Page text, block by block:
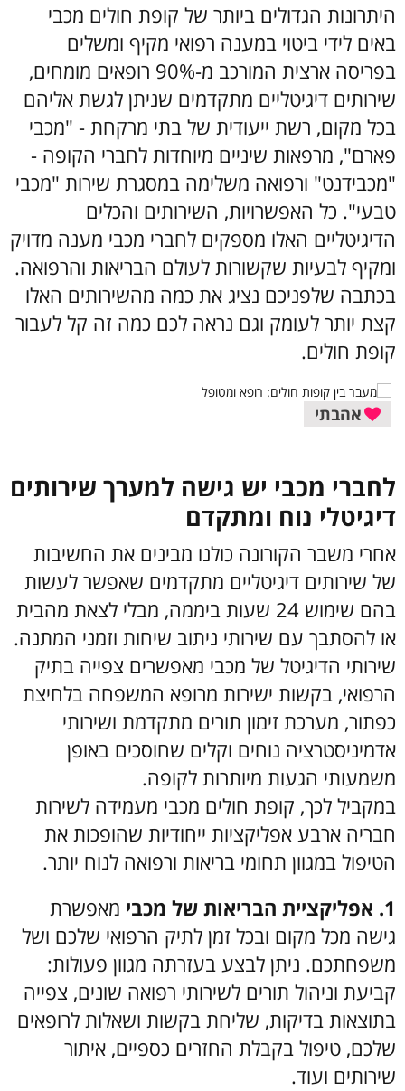
היתרונות הגדולים ביותר של קופת חולים מכבי
באים לידי ביטוי במענה רפואי מקיף ומשלים
בפריסה ארצית המורכב מ-90% רופאים מומחים,
שירותים דיגיטליים מתקדמים שניתן לגשת אליהם
בכל מקום, רשת ייעודית של בתי מרקחת - "מכבי
פארם", מרפאות שיניים מיוחדות לחברי הקופה -
"מכבידנט" ורפואה משלימה במסגרת שירות "מכבי
טבעי". כל האפשרויות, השירותים והכלים
הדיגיטליים האלו מספקים לחברי מכבי מענה מדויק
ומקיף לבעיות שקשורות לעולם הבריאות והרפואה.
בכתבה שלפניכם נציג את כמה מהשירותים האלו
קצת יותר לעומק וגם נראה לכם כמה זה קל לעבור
קופת חולים.
אהבתי
לחברי מכבי יש גישה למערך שירותים
דיגיטלי נוח ומתקדם
אחרי משבר הקורונה כולנו מבינים את החשיבות
של שירותים דיגיטליים מתקדמים שאפשר לעשות
בהם שימוש 24 שעות ביממה, מבלי לצאת מהבית
או להסתבך עם שירותי ניתוב שיחות וזמני המתנה.
שירותי הדיגיטל של מכבי מאפשרים צפייה בתיק
הרפואי, בקשות ישירות מרופא המשפחה בלחיצת
כפתור, מערכת זימון תורים מתקדמת ושירותי
אדמיניסטרציה נוחים וקלים שחוסכים באופן
משמעותי הגעות מיותרות לקופה.
במקביל לכך, קופת חולים מכבי מעמידה לשירות
חבריה ארבע אפליקציות ייחודיות שהופכות את
הטיפול במגוון תחומי בריאות ורפואה לנוח יותר.
1. אפליקציית הבריאות של מכבי
מאפשרת
גישה מכל מקום ובכל זמן לתיק הרפואי שלכם ושל
משפחתכם. ניתן לבצע בעזרתה מגוון פעולות:
קביעת וניהול תורים לשירותי רפואה שונים, צפייה
בתוצאות בדיקות, שליחת בקשות ושאלות לרופאים
שלכם, טיפול בקבלת החזרים כספיים, איתור
שירותים ועוד.